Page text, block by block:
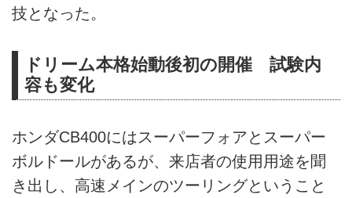
技となった。
ドリーム本格始動後初の開催 試験内
容も変化
ホンダCB400にはスーパーフォアとスーパー
ボルドールがあるが、来店者の使用用途を聞
き出し、高速メインのツーリングということ